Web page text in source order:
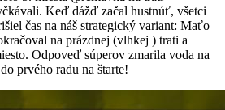
Keď dážď začal hustnúť, všetci
čas na náš strategický variant: Maťo
na prázdnej (vlhkej ) trati a
Odpoveď súperov zmarila voda na
prvého radu na štarte!